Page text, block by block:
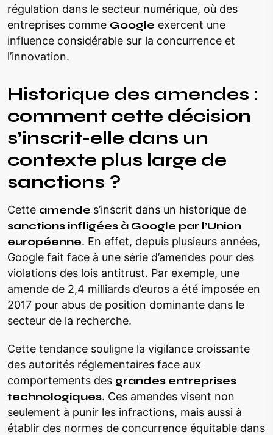
régulation dans le secteur numérique, où des
entreprises comme Google exercent une
influence considérable sur la concurrence et
l’innovation.
Historique des amendes :
comment cette décision
s’inscrit-elle dans un
contexte plus large de
sanctions ?
Cette amende s’inscrit dans un historique de
sanctions infligées à Google par l’Union
européenne. En effet, depuis plusieurs années,
Google fait face à une série d’amendes pour des
violations des lois antitrust. Par exemple, une
amende de 2,4 milliards d’euros a été imposée en
2017 pour abus de position dominante dans le
secteur de la recherche.
Cette tendance souligne la vigilance croissante
des autorités réglementaires face aux
comportements des grandes entreprises
technologiques. Ces amendes visent non
seulement à punir les infractions, mais aussi à
établir des normes de concurrence équitable dans